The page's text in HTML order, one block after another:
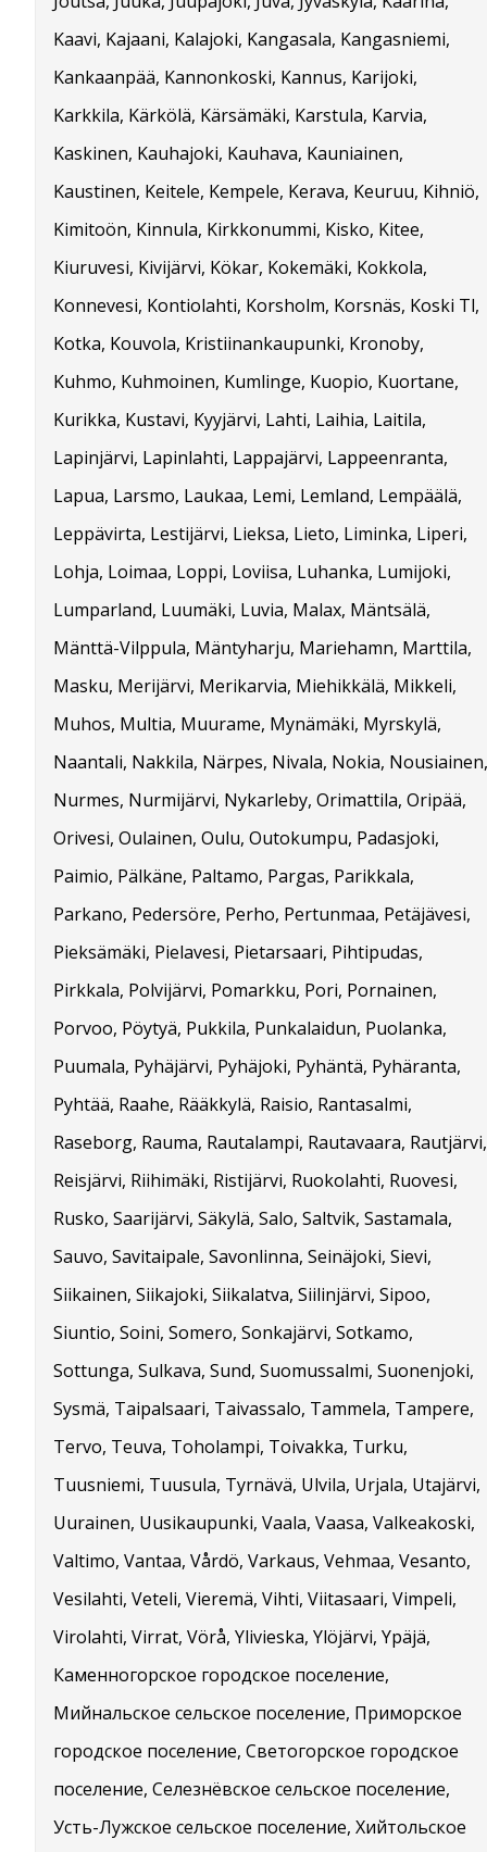
Kaavi, Kajaani, Kalajoki, Kangasala, Kangasniemi,
Kankaanpää, Kannonkoski, Kannus, Karijoki,
Karkkila, Kärkölä, Kärsämäki, Karstula, Karvia,
Kaskinen, Kauhajoki, Kauhava, Kauniainen,
Kaustinen, Keitele, Kempele, Kerava, Keuruu, Kihniö,
Kimitoön, Kinnula, Kirkkonummi, Kisko, Kitee,
Kiuruvesi, Kivijärvi, Kökar, Kokemäki, Kokkola,
Konnevesi, Kontiolahti, Korsholm, Korsnäs, Koski Tl,
Kotka, Kouvola, Kristiinankaupunki, Kronoby,
Kuhmo, Kuhmoinen, Kumlinge, Kuopio, Kuortane,
Kurikka, Kustavi, Kyyjärvi, Lahti, Laihia, Laitila,
Lapinjärvi, Lapinlahti, Lappajärvi, Lappeenranta,
Lapua, Larsmo, Laukaa, Lemi, Lemland, Lempäälä,
Leppävirta, Lestijärvi, Lieksa, Lieto, Liminka, Liperi,
Lohja, Loimaa, Loppi, Loviisa, Luhanka, Lumijoki,
Lumparland, Luumäki, Luvia, Malax, Mäntsälä,
Mänttä-Vilppula, Mäntyharju, Mariehamn, Marttila,
Masku, Merijärvi, Merikarvia, Miehikkälä, Mikkeli,
Muhos, Multia, Muurame, Mynämäki, Myrskylä,
Naantali, Nakkila, Närpes, Nivala, Nokia, Nousiainen,
Nurmes, Nurmijärvi, Nykarleby, Orimattila, Oripää,
Orivesi, Oulainen, Oulu, Outokumpu, Padasjoki,
Paimio, Pälkäne, Paltamo, Pargas, Parikkala,
Parkano, Pedersöre, Perho, Pertunmaa, Petäjävesi,
Pieksämäki, Pielavesi, Pietarsaari, Pihtipudas,
Pirkkala, Polvijärvi, Pomarkku, Pori, Pornainen,
Porvoo, Pöytyä, Pukkila, Punkalaidun, Puolanka,
Puumala, Pyhäjärvi, Pyhäjoki, Pyhäntä, Pyhäranta,
Pyhtää, Raahe, Rääkkylä, Raisio, Rantasalmi,
Raseborg, Rauma, Rautalampi, Rautavaara, Rautjärvi,
Reisjärvi, Riihimäki, Ristijärvi, Ruokolahti, Ruovesi,
Rusko, Saarijärvi, Säkylä, Salo, Saltvik, Sastamala,
Sauvo, Savitaipale, Savonlinna, Seinäjoki, Sievi,
Siikainen, Siikajoki, Siikalatva, Siilinjärvi, Sipoo,
Siuntio, Soini, Somero, Sonkajärvi, Sotkamo,
Sottunga, Sulkava, Sund, Suomussalmi, Suonenjoki,
Sysmä, Taipalsaari, Taivassalo, Tammela, Tampere,
Tervo, Teuva, Toholampi, Toivakka, Turku,
Tuusniemi, Tuusula, Tyrnävä, Ulvila, Urjala, Utajärvi,
Uurainen, Uusikaupunki, Vaala, Vaasa, Valkeakoski,
Valtimo, Vantaa, Vårdö, Varkaus, Vehmaa, Vesanto,
Vesilahti, Veteli, Vieremä, Vihti, Viitasaari, Vimpeli,
Virolahti, Virrat, Vörå, Ylivieska, Ylöjärvi, Ypäjä,
Каменногорское городское поселение,
Мийнальское сельское поселение, Приморское
городское поселение, Светогорское городское
поселение, Селезнёвское сельское поселение,
Усть-Лужское сельское поселение, Хийтольское